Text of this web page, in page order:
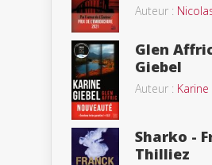
Auteur :
Glen
Giebel
Auteur :
Sharko -
Thilliez